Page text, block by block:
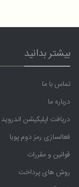
بیشتر بدانید
تماس با ما
درباره ما
دریافت اپلیکیشن اندروید
فعالسازی رمز دوم پویا
قوانین و مقررات
روش های پرداخت